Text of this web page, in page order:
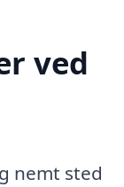
ved
nemt sted